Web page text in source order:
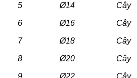
5 Ø14 Cây
6 Ø16 Cây
7 Ø18 Cây
8 Ø20 Cây
9 Ø22 Cây